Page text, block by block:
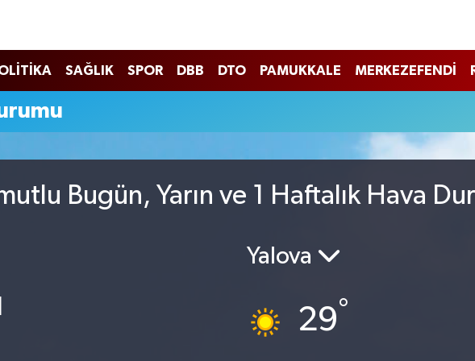
SAĞLIK SPOR DBB DTO PAMUKKALE MERKEZEFENDİ
Bugün, Yarın ve 1 Haftalık Hava
Yalova
29°